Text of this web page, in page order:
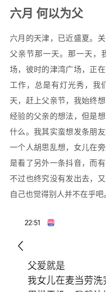
六月 何以为父
六月的天津，已近盛夏。
父亲节那一天。那一天，
场，彼时的津湾广场，正
工作，总是有灯光秀，我
天，赶上父亲节，我始终
经验的父亲的想法，但是
什么。我其实蛮想发条朋
一个人胡思乱想，女儿在
是看了另外一条抖音，而
不过也终究没有发出去，
自己也觉得别人并不在乎吧